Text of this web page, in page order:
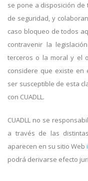
se pone a disposición
de seguridad, y
caso bloqueo de todos
contravenir la
terceros o la moral y el
considere que existe en
ser susceptible de esta
con CUADLL.
CUADLL no se
a través de las
aparecen en su sitio Web
podrá derivarse efecto